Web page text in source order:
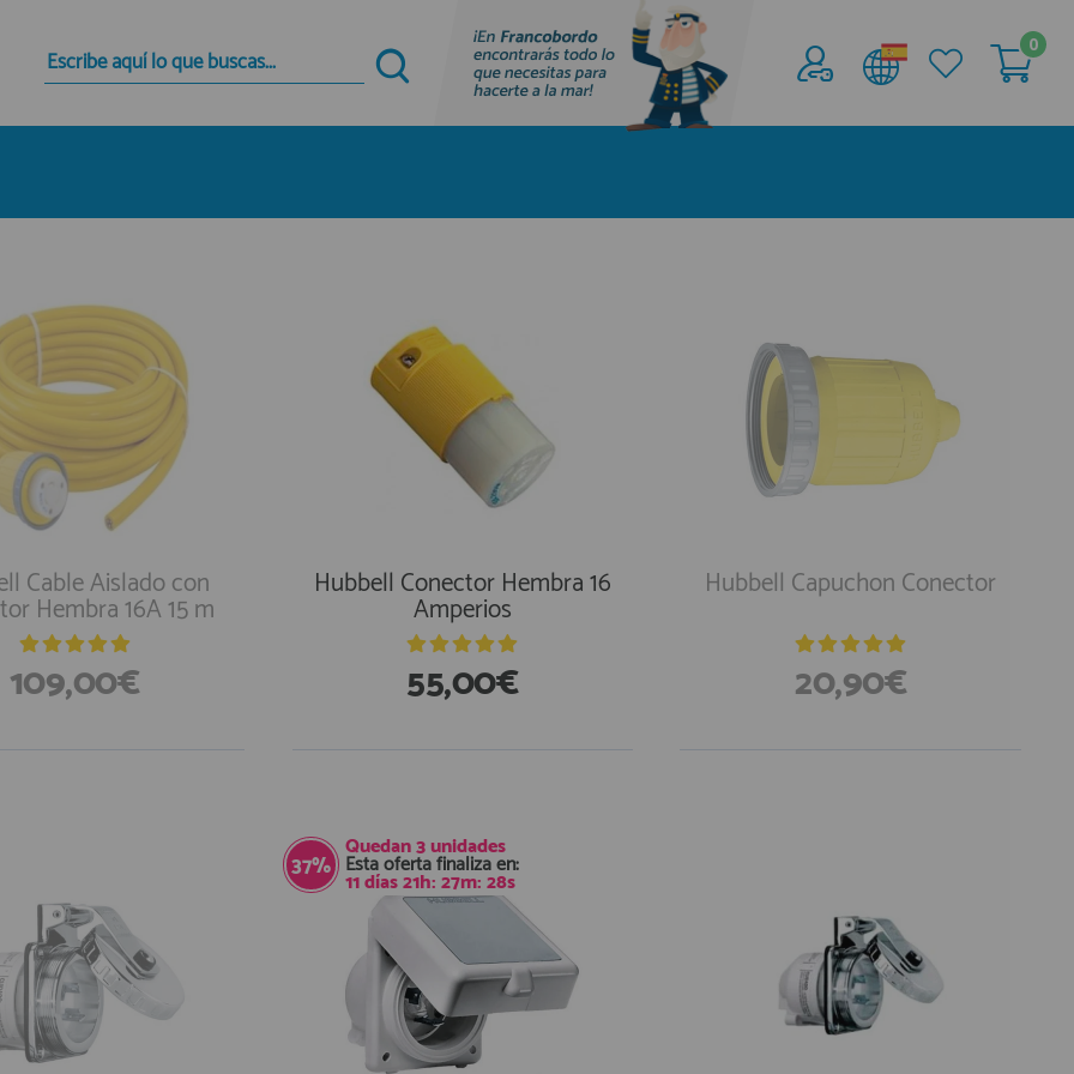
Quiero registrarme
Nuevo cliente
tienda virtual, revisar el estado de tus pedidos y
¡Adelante! Te estabamos esperando.
registro cliente
Acceder al
Área profesionales
registro profesional
0
Cable Aislado con
Hembra 16A 15 m
109,00€
Hubbell Conector Hembra 16
Amperios
55,00€
Hubbell Capuchon Conector
20,90€
37%
Quedan3unidades
Esta oferta finaliza en:
11días21h:27m:27s